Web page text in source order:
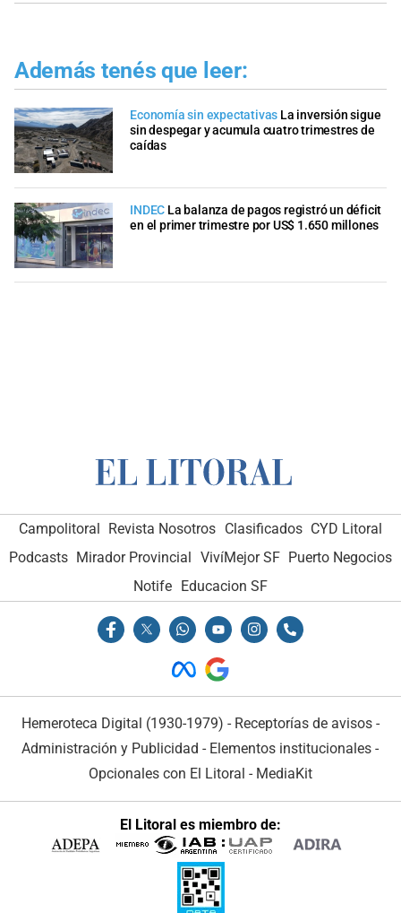
Además tenés que leer:
Economía sin expectativas La inversión sigue
sin despegar y acumula cuatro trimestres de
caídas
INDEC La balanza de pagos registró un déficit
en el primer trimestre por US$ 1.650 millones
Campolitoral Revista Nosotros Clasificados CYD Litoral
Podcasts Mirador Provincial VivíMejor SF Puerto Negocios
Notife Educacion SF
Hemeroteca Digital (1930-1979) - Receptorías de avisos -
Administración y Publicidad - Elementos institucionales -
Opcionales con El Litoral - MediaKit
El Litoral es miembro de: